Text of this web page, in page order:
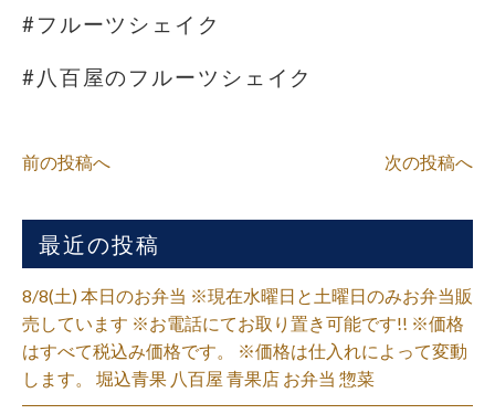
#フルーツシェイク
#八百屋のフルーツシェイク
前の投稿へ 次の投稿へ
最近の投稿
8/8(土) 本日のお弁当 ※現在水曜日と土曜日のみお弁当販
売しています ※お電話にてお取り置き可能です!! ※価格
はすべて税込み価格です。 ※価格は仕入れによって変動
します。 堀込青果 八百屋 青果店 お弁当 惣菜